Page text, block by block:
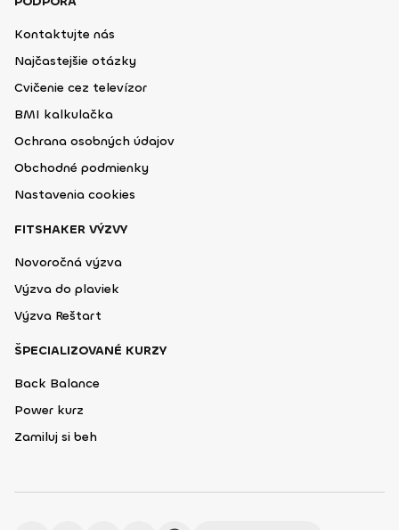
Kontaktujte nás
Najčastejšie otázky
Cvičenie cez televízor
BMI kalkulačka
Ochrana osobných údajov
Obchodné podmienky
Nastavenia cookies
FITSHAKER VÝZVY
Novoročná výzva
Výzva do plaviek
Výzva Reštart
ŠPECIALIZOVANÉ KURZY
Back Balance
Power kurz
Zamiluj si beh